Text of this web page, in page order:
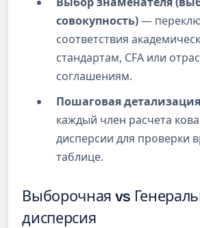
совокупность)—
соответствия
стандартам, CFA или
соглашениям.
Пошаговая детализация
каждый член расчета
дисперсии для проверки
таблице.
Выборочная vs
дисперсия